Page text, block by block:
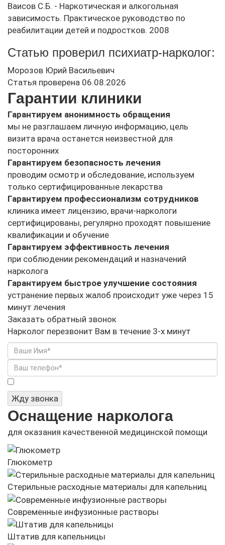
Ваисов С.Б. - Наркотическая и алкогольная
зависимость. Практическое руководство по
реабилитации детей и подростков. 2008
Статью проверил психиатр-нарколог:
Морозов Юрий Васильевич
Статья проверена 06.08.2026
Гарантии клиники
Гарантируем анонимность обращения
мы не разглашаем личную информацию, цель
визита врача останется неизвестной для
посторонних
Гарантируем безопасность лечения
проводим осмотр и обследование, используем
только сертифицированные лекарства
Гарантируем профессионализм сотрудников
клиника имеет лицензию, врачи-наркологи
сертифицированы, регулярно проходят повышение
квалификации и обучение
Гарантируем эффективность лечения
при соблюдении рекомендаций и назначений
нарколога
Гарантируем быстрое улучшение состояния
устранение первых жалоб происходит уже через 15
минут лечения
Заказать обратный звонок
Нарколог перезвонит Вам в течение 3-х минут
Жду звонка
Оснащение нарколога
для оказания качественной медицинской помощи
Глюкометр
Стерильные расходные материалы для капельниц
Современные инфузионные растворы
Штатив для капельницы